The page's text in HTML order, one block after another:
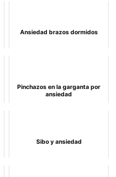
Ansiedad brazos dormidos
Pinchazos en la garganta por
ansiedad
Sibo y ansiedad